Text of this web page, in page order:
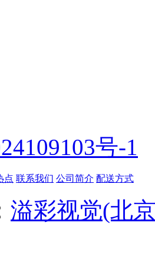
号-1
点 联系我们 公司简介 配送方式
溢彩视觉(北